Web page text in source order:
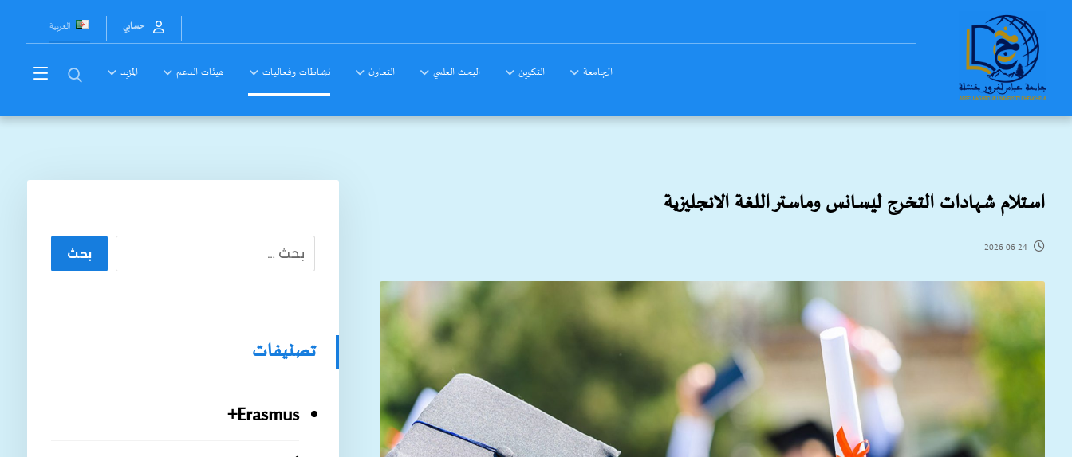
العربية حسابي
الجامعة التكوين البحث العلمي التعاون نشاطات وفعاليات هيئات الدعم المزيد
استلام شهادات التخرج ليسانس وماستر اللغة الانجليزية
2026-06-24 بحث
تصنيفات
Erasmus+